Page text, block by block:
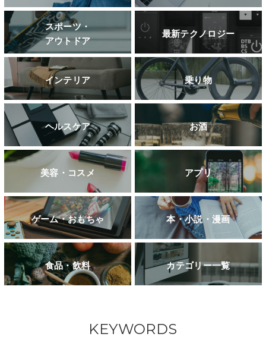
スポーツ・
アウトドア
最新テクノロジー
インテリア 乗り物
ヘルスケア お酒
美容・コスメ アプリ
ゲーム・おもちゃ 本・小説・漫画
食品・飲料 カテゴリー一覧
KEYWORDS